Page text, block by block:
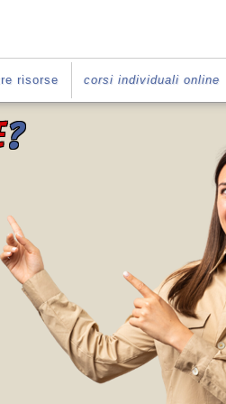
risorse corsi individuali online
?